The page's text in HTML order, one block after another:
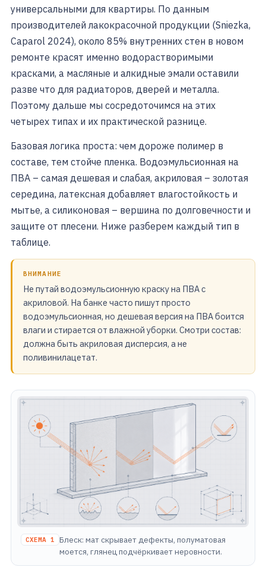
универсальными для квартиры. По данным
производителей лакокрасочной продукции (Sniezka,
Caparol 2024), около 85% внутренних стен в новом
ремонте красят именно водорастворимыми
красками, а масляные и алкидные эмали оставили
разве что для радиаторов, дверей и металла.
Поэтому дальше мы сосредоточимся на этих
четырех типах и их практической разнице.
Базовая логика проста: чем дороже полимер в
составе, тем стойче пленка. Водоэмульсионная на
ПВА – самая дешевая и слабая, акриловая – золотая
середина, латексная добавляет влагостойкость и
мытье, а силиконовая – вершина по долговечности и
защите от плесени. Ниже разберем каждый тип в
таблице.
ВНИМАНИЕ
Не путай водоэмульсионную краску на ПВА с
акриловой. На банке часто пишут просто
водоэмульсионная, но дешевая версия на ПВА боится
влаги и стирается от влажной уборки. Смотри состав:
должна быть акриловая дисперсия, а не
поливинилацетат.
СХЕМА 1
Блеск: мат скрывает дефекты, полуматовая
моется, глянец подчёркивает неровности.